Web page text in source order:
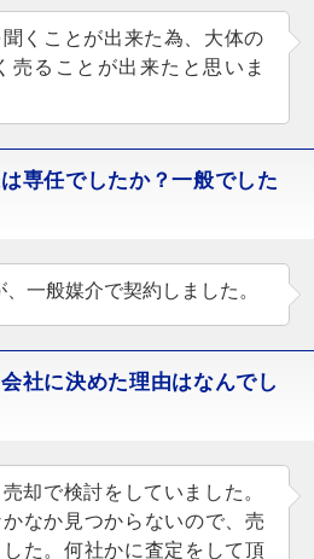
くことが出来た為、大体の
売ることが出来たと思いま
専任でしたか？一般でした
一般媒介で契約しました。
社に決めた理由はなんでし
却で検討をしていました。
なか見つからないので、売
た。何社かに査定をして頂